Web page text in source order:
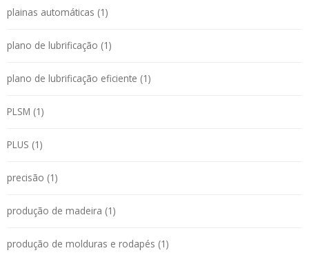
plainas automáticas (1)
plano de lubrificação (1)
plano de lubrificação eficiente (1)
PLSM (1)
PLUS (1)
precisão (1)
produção de madeira (1)
produção de molduras e rodapés (1)